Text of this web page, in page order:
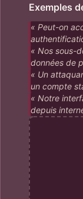
Exemples
« Peut-on
« Nos sous-
données de
« Un
un compte
« Notre
depuis